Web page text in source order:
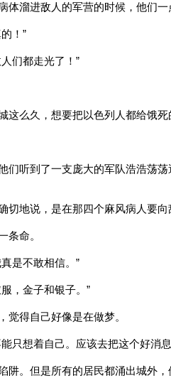
溜进敌人的军营的时候，他们一
！”
们都走光了！”
么久，想要把以色列人都给饿死
们听到了一支庞大的军队浩浩荡
切地说，是在那四个麻风病人要向
条命。
是不敢相信。”
，金子和银子。”
觉得自己好像是在做梦。
能只想着自己。应该去把这个好
阱。但是所有的居民都涌出城外